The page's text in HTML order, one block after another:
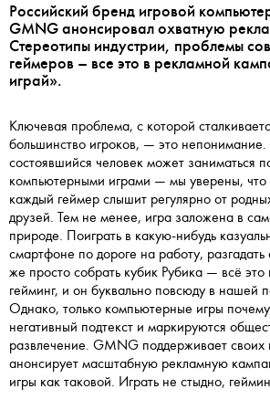
Российский бренд игровой
GMNG анонсировал охватную
Стереотипы индустрии, проблемы
геймеров – все это в рекламной
играй».
Ключевая проблема, с которой
большинство игроков, — это непонимание.
состоявшийся человек может заниматься
компьютерными играми — мы уверены,
каждый геймер слышит регулярно от
друзей. Тем не менее, игра заложена в
природе. Поиграть в какую-нибудь
смартфоне по дороге на работу, разгадать
же просто собрать кубик Рубика — всё
гейминг, и он буквально повсюду в нашей
Однако, только компьютерные игры
негативный подтекст и маркируются
развлечение. GMNG поддерживает своих
анонсирует масштабную рекламную
игры как таковой. Играть не стыдно,